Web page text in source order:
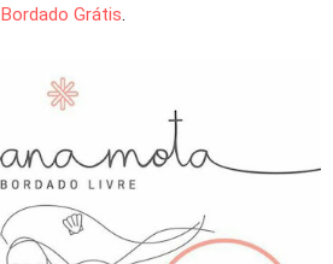
Bordado Grátis.